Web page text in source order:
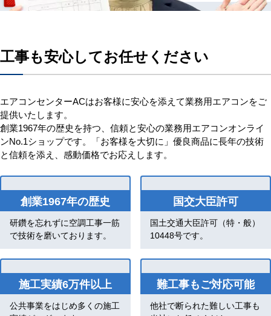
工事も安心してお任せください
エアコンセンターACはお客様に安心を添えて業務用エアコンをご
提供いたします。
創業1967年の歴史を持つ、信頼と安心の業務用エアコンオンライ
ンNo.1ショップです。「お客様を大切に」優良商品に長年の技術
と信頼を添え、感動価格でお応えします。
創業1967年の歴史
研鑽を忘れずに空調工事一筋
で技術を磨いております。
国交大臣許可
国土交通大臣許可（特・般）
10448号です。
施工実績6万件以上
公共事業をはじめ多くの施工
難工事もご対応可能
他社で断られた難しい工事も